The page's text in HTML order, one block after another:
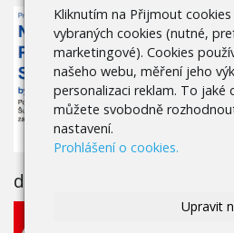
dTest - schváleno
Kliknutím na Přijmout
vybraných cookies (nutné,
marketingové). Cookies
našeho webu, měření jeho
personalizaci reklam. To jaké
můžete svobodně
nastavení.
Prohlášení o cookies.
Upravit